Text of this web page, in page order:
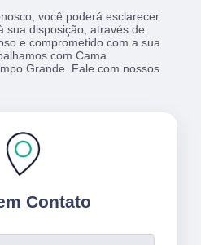
você poderá esclarecer
sua disposição, através de
e comprometido com a sua
com Cama
Grande. Fale com nossos
Contato